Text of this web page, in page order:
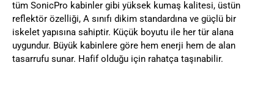
tüm SonicPro kabinler gibi yüksek kumaş kalitesi, üstün
reflektör özelliği, A sınıfı dikim standardına ve güçlü bir
iskelet yapısına sahiptir. Küçük boyutu ile her tür alana
uygundur. Büyük kabinlere göre hem enerji hem de alan
tasarrufu sunar. Hafif olduğu için rahatça taşınabilir.